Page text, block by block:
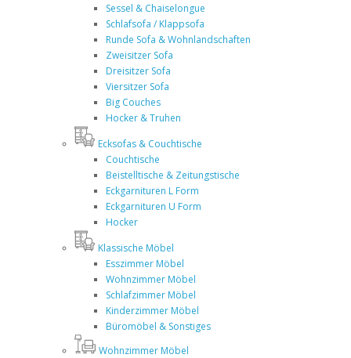
Sessel & Chaiselongue
Schlafsofa / Klappsofa
Runde Sofa & Wohnlandschaften
Zweisitzer Sofa
Dreisitzer Sofa
Viersitzer Sofa
Big Couches
Hocker & Truhen
Ecksofas & Couchtische
Couchtische
Beistelltische & Zeitungstische
Eckgarnituren L Form
Eckgarnituren U Form
Hocker
Klassische Möbel
Esszimmer Möbel
Wohnzimmer Möbel
Schlafzimmer Möbel
Kinderzimmer Möbel
Büromöbel & Sonstiges
Wohnzimmer Möbel